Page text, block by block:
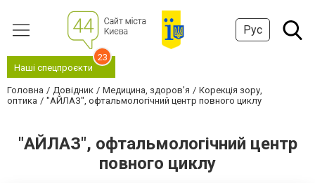
Рус
Наші спецпроєкти
23
Головна Довідник Медицина, здоров'я
Корекція зору,
оптика
"АЙЛАЗ", офтальмологічний центр повного циклу
"АЙЛАЗ", офтальмологічний центр
повного циклу